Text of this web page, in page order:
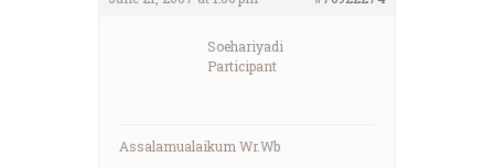
Soehariyadi
Participant
Assalamualaikum Wr.Wb